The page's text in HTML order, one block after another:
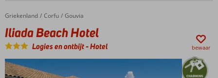
Home
Griekenland Corfu Gouvia
Iliada Beach Hotel
Iliada Beach Hotel
Logies en ontbijt-Hotel bewaar